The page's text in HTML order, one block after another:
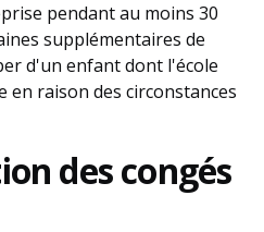
pendant au moins 30
supplémentaires de
d'un enfant dont l'école
en raison des circonstances
des congés